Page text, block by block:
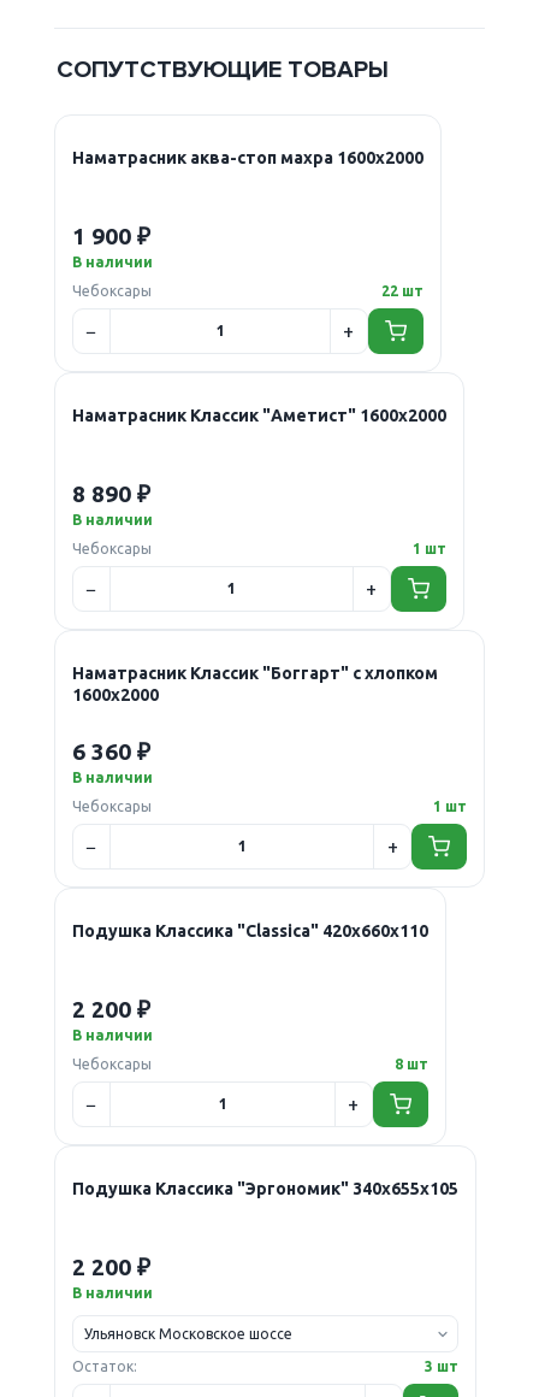
СОПУТСТВУЮЩИЕ ТОВАРЫ
Наматрасник аква-стоп махра 1600х2000
1 900 ₽
В наличии
Чебоксары
22 шт
Наматрасник Классик "Аметист" 1600х2000
8 890 ₽
В наличии
Чебоксары
1 шт
Наматрасник Классик "Боггарт" с хлопком
1600х2000
6 360 ₽
В наличии
Чебоксары
1 шт
Подушка Классика "Classica" 420х660х110
2 200 ₽
В наличии
Чебоксары
8 шт
Подушка Классика "Эргономик" 340х655х105
2 200 ₽
В наличии
Остаток: 3 шт